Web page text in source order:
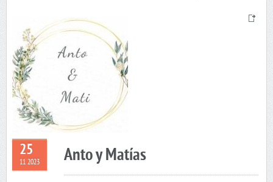
25
11 2023 Anto y Matías